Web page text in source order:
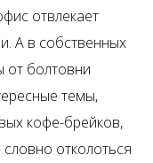
отвлекает
А в собственных
от болтовни
темы,
кофе-брейков,
словно отколоться